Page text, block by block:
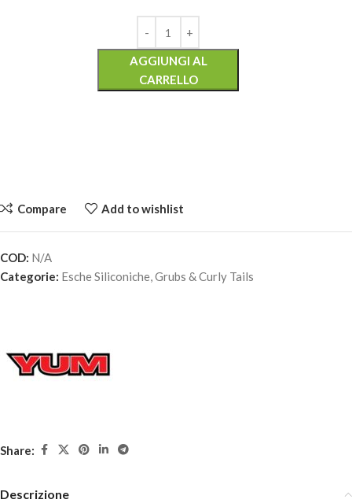
AGGIUNGI AL
CARRELLO
7,90€ 2 disponibili
Compare Add to wishlist
COD: N/A
Categorie: Esche Siliconiche,Grubs & Curly Tails
Share:
Descrizione